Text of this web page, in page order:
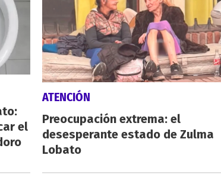
el
ATENCIÓN
Preocupación extrema: el
desesperante estado de Zulma
Lobato